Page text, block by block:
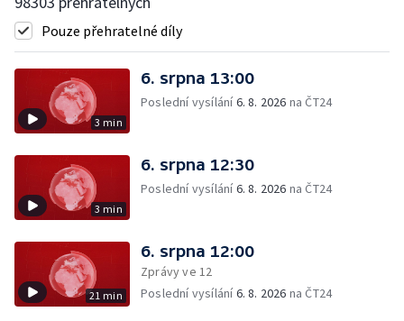
Pouze přehratelné díly
3 min
6. srpna 13:00
Poslední vysílání6. 8. 2026 na ČT24
3 min
6. srpna 12:30
Poslední vysílání6. 8. 2026 na ČT24
21 min
6. srpna 12:00
Zprávy ve 12
Poslední vysílání6. 8. 2026 na ČT24